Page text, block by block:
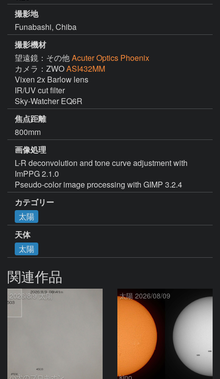
撮影地
Funabashi, Chiba
撮影機材
望遠鏡：その他Acuter Optics Phoenix
カメラ：ZWOASI432MM
Vixen 2x Barlow lens
IR/UV cut filter
Sky-Watcher EQ6R
焦点距離
800mm
画像処理
L-R deconvolution and tone curve adjustment with
ImPPG 2.1.0
Pseudo-color image processing with GIMP 3.2.4
カテゴリー
太陽
天体
太陽
関連作品
2026/8/9 太陽 太陽 2026/08/09